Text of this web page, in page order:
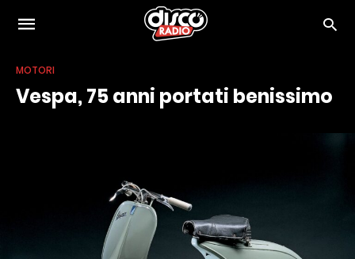
MOTORI
Vespa, 75 anni portati benissimo